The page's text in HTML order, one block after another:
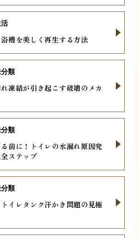
槽を美しく再生する方法
凍結が引き起こす破壊のメカ
類
前に！トイレの水漏れ原因究
ステップ
類
イレタンク汗かき問題の見極
類